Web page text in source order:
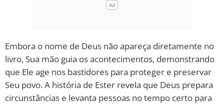
Embora o nome de Deus não apareça diretamente no
livro, Sua mão guia os acontecimentos, demonstrando
que Ele age nos bastidores para proteger e preservar
Seu povo. A história de Ester revela que Deus prepara
circunstâncias e levanta pessoas no tempo certo para